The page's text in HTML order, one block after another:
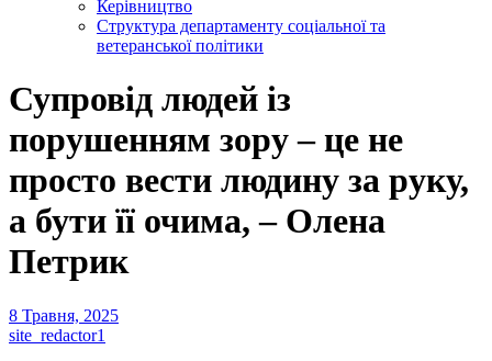
Керівництво
Структура департаменту соціальної та
ветеранської політики
Супровід людей із
порушенням зору – це не
просто вести людину за руку,
а бути її очима, – Олена
Петрик
8 Травня, 2025
site_redactor1